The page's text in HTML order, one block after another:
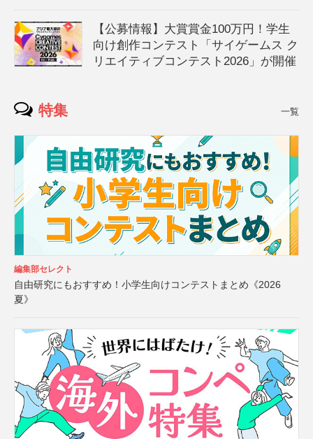
【公募情報】大賞賞金100万円！学生
向け創作コンテスト「サイゲームス ク
リエイティブコンテスト2026」が開催
特集 一覧
編集部セレクト
自由研究にもおすすめ！小学生向けコンテストまとめ《2026
夏》